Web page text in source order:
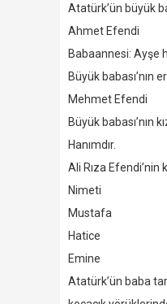
Atatürk’ün büyük
Ahmet Efendi
Babaannesi: Ayşe
Büyük babası’nın
Mehmet Efendi
Büyük babası’nın
Hanımdır.
Ali Rıza Efendi’nin
Nimeti
Mustafa
Hatice
Emine
Atatürk’ün baba